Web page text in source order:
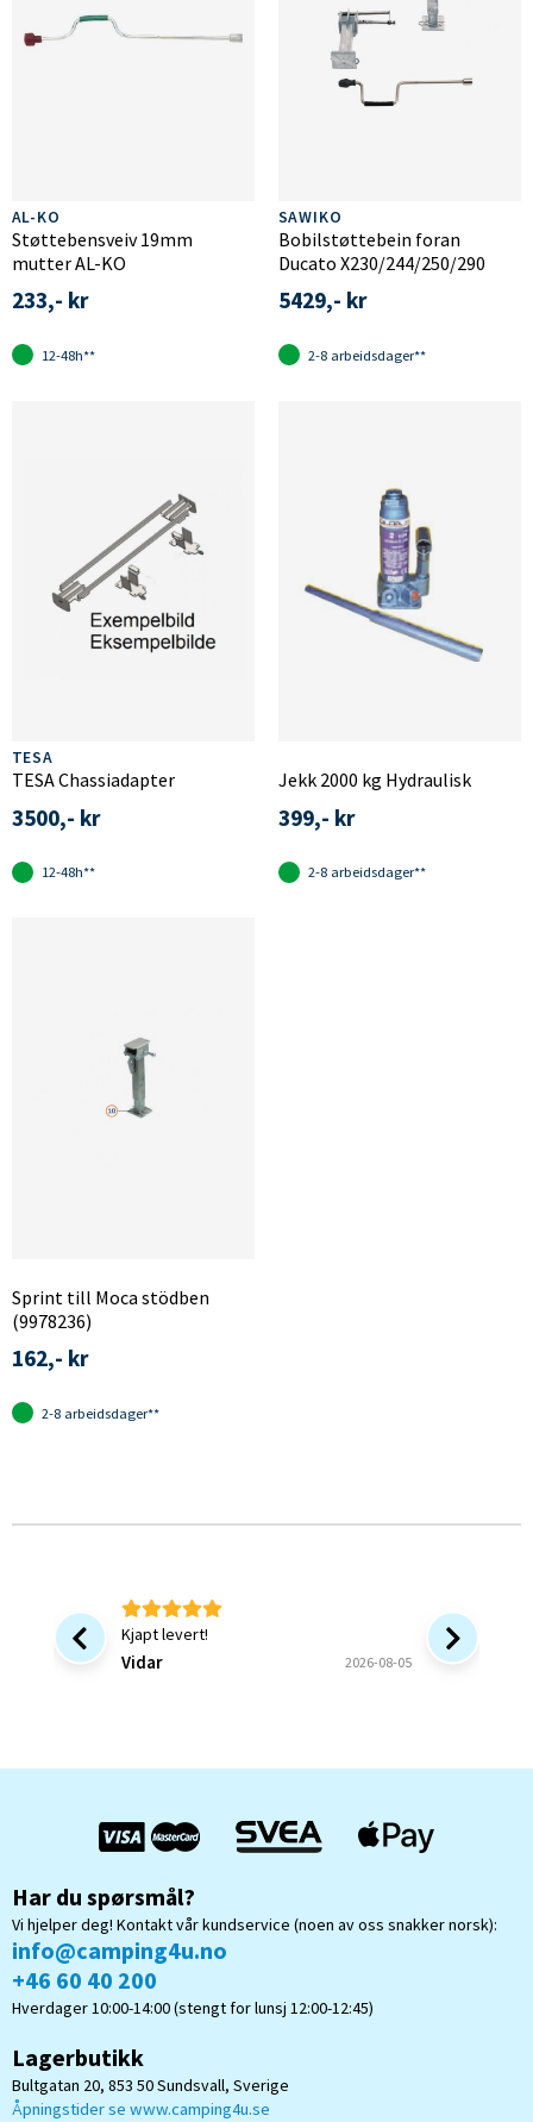
AL-KO
Støttebensveiv 19mm
mutter AL-KO
233,- kr
12-48h**
SAWIKO
Bobilstøttebein foran
Ducato X230/244/250/290
5429,- kr
2-8 arbeidsdager**
TESA
TESA Chassiadapter
3500,- kr
12-48h**
Jekk 2000 kg Hydraulisk
399,- kr
2-8 arbeidsdager**
Sprint till Moca stödben
(9978236)
162,- kr
2-8 arbeidsdager**
Kjapt levert!
Vidar 2026-08-05
Bra at
Har du spørsmål?
Vi hjelper deg! Kontakt vår kundservice (noen av oss snakker norsk):
info@camping4u.no
+46 60 40 200
Hverdager 10:00-14:00 (stengt for lunsj 12:00-12:45)
Lagerbutikk
Bultgatan 20, 853 50 Sundsvall, Sverige
Åpningstider se www.camping4u.se